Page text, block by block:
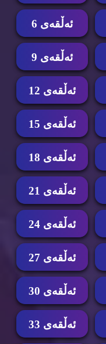
ئه‌ڵقه‌ی 6
ئه‌ڵقه‌ی 9
ئه‌ڵقه‌ی 12
ئه‌ڵقه‌ی 15
ئه‌ڵقه‌ی 18
ئه‌ڵقه‌ی 21
ئه‌ڵقه‌ی 24
ئه‌ڵقه‌ی 27
ئه‌ڵقه‌ی 30
ئه‌ڵقه‌ی 33